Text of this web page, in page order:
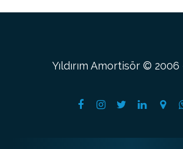
Yıldırım Amortisör © 2006